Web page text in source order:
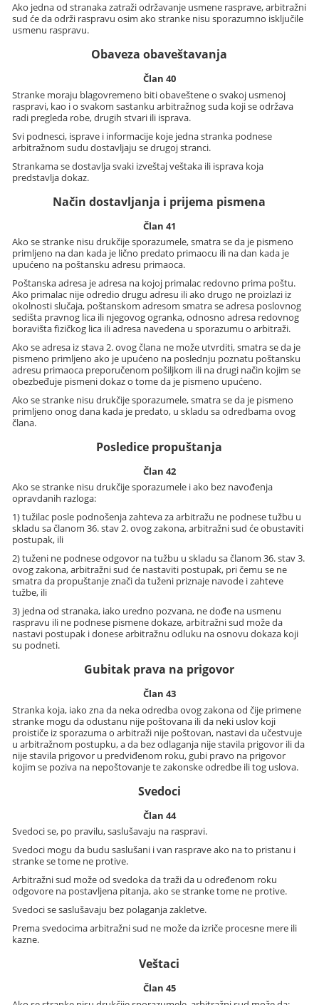
Ako jedna od stranaka zatraži održavanje usmene rasprave, arbitražni
sud će da održi raspravu osim ako stranke nisu sporazumno isključile
usmenu raspravu.
Obaveza obaveštavanja
Član 40
Stranke moraju blagovremeno biti obaveštene o svakoj usmenoj
raspravi, kao i o svakom sastanku arbitražnog suda koji se održava
radi pregleda robe, drugih stvari ili isprava.
Svi podnesci, isprave i informacije koje jedna stranka podnese
arbitražnom sudu dostavljaju se drugoj stranci.
Strankama se dostavlja svaki izveštaj veštaka ili isprava koja
predstavlja dokaz.
Način dostavljanja i prijema pismena
Član 41
Ako se stranke nisu drukčije sporazumele, smatra se da je pismeno
primljeno na dan kada je lično predato primaocu ili na dan kada je
upućeno na poštansku adresu primaoca.
Poštanska adresa je adresa na kojoj primalac redovno prima poštu.
Ako primalac nije odredio drugu adresu ili ako drugo ne proizlazi iz
okolnosti slučaja, poštanskom adresom smatra se adresa poslovnog
sedišta pravnog lica ili njegovog ogranka, odnosno adresa redovnog
boravišta fizičkog lica ili adresa navedena u sporazumu o arbitraži.
Ako se adresa iz stava 2. ovog člana ne može utvrditi, smatra se da je
pismeno primljeno ako je upućeno na poslednju poznatu poštansku
adresu primaoca preporučenom pošiljkom ili na drugi način kojim se
obezbeđuje pismeni dokaz o tome da je pismeno upućeno.
Ako se stranke nisu drukčije sporazumele, smatra se da je pismeno
primljeno onog dana kada je predato, u skladu sa odredbama ovog
člana.
Posledice propuštanja
Član 42
Ako se stranke nisu drukčije sporazumele i ako bez navođenja
opravdanih razloga:
1) tužilac posle podnošenja zahteva za arbitražu ne podnese tužbu u
skladu sa članom 36. stav 2. ovog zakona, arbitražni sud će obustaviti
postupak, ili
2) tuženi ne podnese odgovor na tužbu u skladu sa članom 36. stav 3.
ovog zakona, arbitražni sud će nastaviti postupak, pri čemu se ne
smatra da propuštanje znači da tuženi priznaje navode i zahteve
tužbe, ili
3) jedna od stranaka, iako uredno pozvana, ne dođe na usmenu
raspravu ili ne podnese pismene dokaze, arbitražni sud može da
nastavi postupak i donese arbitražnu odluku na osnovu dokaza koji
su podneti.
Gubitak prava na prigovor
Član 43
Stranka koja, iako zna da neka odredba ovog zakona od čije primene
stranke mogu da odustanu nije poštovana ili da neki uslov koji
proističe iz sporazuma o arbitraži nije poštovan, nastavi da učestvuje
u arbitražnom postupku, a da bez odlaganja nije stavila prigovor ili da
nije stavila prigovor u predviđenom roku, gubi pravo na prigovor
kojim se poziva na nepoštovanje te zakonske odredbe ili tog uslova.
Svedoci
Član 44
Svedoci se, po pravilu, saslušavaju na raspravi.
Svedoci mogu da budu saslušani i van rasprave ako na to pristanu i
stranke se tome ne protive.
Arbitražni sud može od svedoka da traži da u određenom roku
odgovore na postavljena pitanja, ako se stranke tome ne protive.
Svedoci se saslušavaju bez polaganja zakletve.
Prema svedocima arbitražni sud ne može da izriče procesne mere ili
kazne.
Veštaci
Član 45